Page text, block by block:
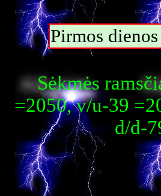
Pirmos
Sėkmės
=2050, v/u-39
d/d-